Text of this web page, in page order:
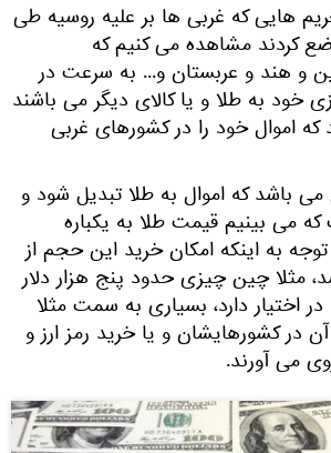
هایی که غربی ها بر علیه روسیه طی
کردند مشاهده می کنیم که
و هند و عربستان و... به سرعت در
خود به طلا و یا کالای دیگر می باشند
اموال خود را در کشورهای غربی
می باشد که اموال به طلا تبدیل شود و
می بینیم قیمت طلا به یکباره
به اینکه امکان خرید این حجم از
مثلا چین چیزی حدود پنج هزار دلار
در اختیار دارد، بسیاری به سمت مثلا
در کشورهایشان و یا خرید رمز ارز و
می آورند.